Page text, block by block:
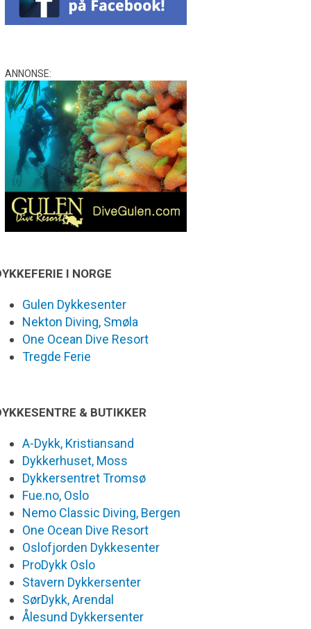
ANNONSE:
I NORGE
Gulen Dykkesenter
Nekton Diving, Smøla
One Ocean Dive Resort
Tregde Ferie
& BUTIKKER
A-Dykk, Kristiansand
Dykkerhuset, Moss
Dykkersentret Tromsø
Fue.no, Oslo
Nemo Classic Diving, Bergen
One Ocean Dive Resort
Oslofjorden Dykkesenter
ProDykk Oslo
Stavern Dykkersenter
SørDykk, Arendal
Ålesund Dykkersenter